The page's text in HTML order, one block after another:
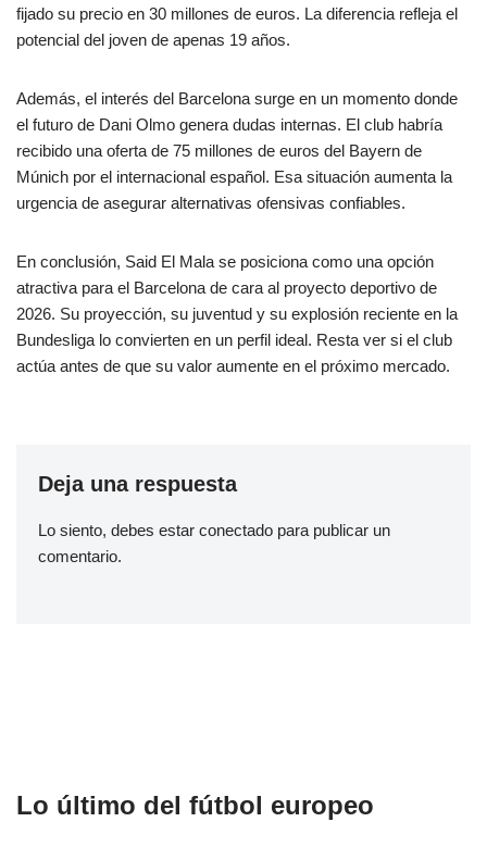
fijado su precio en 30 millones de euros. La diferencia refleja el
potencial del joven de apenas 19 años.
Además, el interés del Barcelona surge en un momento donde
el futuro de Dani Olmo genera dudas internas. El club habría
recibido una oferta de 75 millones de euros del Bayern de
Múnich por el internacional español. Esa situación aumenta la
urgencia de asegurar alternativas ofensivas confiables.
En conclusión, Said El Mala se posiciona como una opción
atractiva para el Barcelona de cara al proyecto deportivo de
2026. Su proyección, su juventud y su explosión reciente en la
Bundesliga lo convierten en un perfil ideal. Resta ver si el club
actúa antes de que su valor aumente en el próximo mercado.
Deja una respuesta
Lo siento, debes estar conectado para publicar un
comentario.
Lo último del fútbol europeo